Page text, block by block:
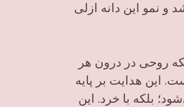
نمو این دانه ازلی
روحی در درون هر
این هدایت بر پایه
بلکه با خرد. این